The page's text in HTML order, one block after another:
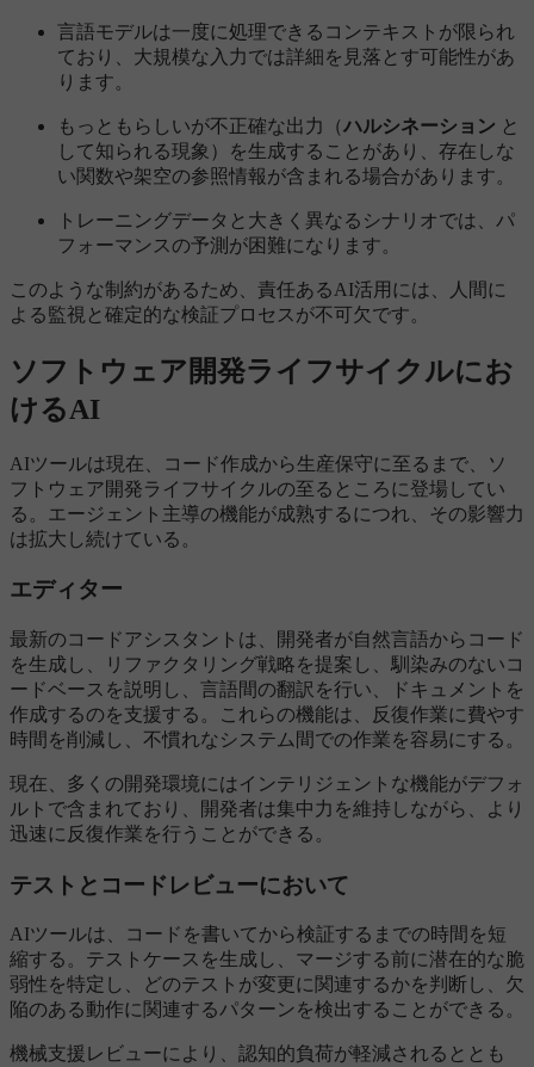
言語モデルは一度に処理できるコンテキストが限られ
ており、大規模な入力では詳細を見落とす可能性があ
ります。
もっともらしいが不正確な出力（ハルシネーション と
して知られる現象）を生成することがあり、存在しな
い関数や架空の参照情報が含まれる場合があります。
トレーニングデータと大きく異なるシナリオでは、パ
フォーマンスの予測が困難になります。
このような制約があるため、責任あるAI活用には、人間に
よる監視と確定的な検証プロセスが不可欠です。
ソフトウェア開発ライフサイクルにお
けるAI
AIツールは現在、コード作成から生産保守に至るまで、ソ
フトウェア開発ライフサイクルの至るところに登場してい
る。エージェント主導の機能が成熟するにつれ、その影響力
は拡大し続けている。
エディター
最新のコードアシスタントは、開発者が自然言語からコード
を生成し、リファクタリング戦略を提案し、馴染みのないコ
ードベースを説明し、言語間の翻訳を行い、ドキュメントを
作成するのを支援する。これらの機能は、反復作業に費やす
時間を削減し、不慣れなシステム間での作業を容易にする。
現在、多くの開発環境にはインテリジェントな機能がデフォ
ルトで含まれており、開発者は集中力を維持しながら、より
迅速に反復作業を行うことができる。
テストとコードレビューにおいて
AIツールは、コードを書いてから検証するまでの時間を短
縮する。テストケースを生成し、マージする前に潜在的な脆
弱性を特定し、どのテストが変更に関連するかを判断し、欠
陥のある動作に関連するパターンを検出することができる。
機械支援レビューにより、認知的負荷が軽減されるととも